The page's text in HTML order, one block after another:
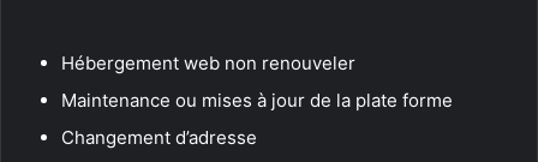
Hébergement web non renouveler
Maintenance ou mises à jour de la plate forme
Changement d’adresse